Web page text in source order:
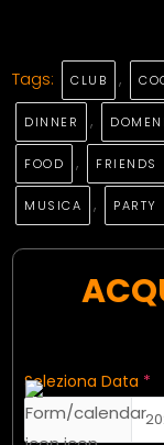
Tags: CLUB ,
DINNER ,
FOOD , FRIENDS
MUSICA , PARTY
Seleziona Data *